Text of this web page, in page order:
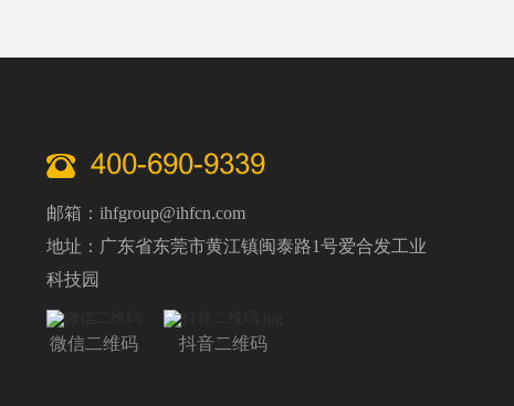
400-690-9339
邮箱：ihfgroup@ihfcn.com
地址：广东省东莞市黄江镇闽泰路1号爱合发工业
科技园
微信二维码 抖音二维码